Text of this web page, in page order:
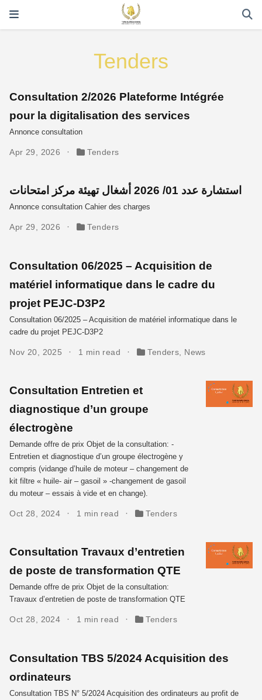
Tenders
Consultation 2/2026 Plateforme Intégrée
pour la digitalisation des services
Annonce consultation
Apr 29, 2026 Tenders
استشارة عدد 01/ 2026 أشغال تهيئة مركز امتحانات
Annonce consultation Cahier des charges
Apr 29, 2026 Tenders
Consultation 06/2025 – Acquisition de
matériel informatique dans le cadre du
projet PEJC-D3P2
Consultation 06/2025 – Acquisition de matériel informatique dans le
cadre du projet PEJC-D3P2
Nov 20, 2025 1 min read Tenders News
Consultation Entretien et
diagnostique d’un groupe
électrogène
Demande offre de prix Objet de la consultation: -
Entretien et diagnostique d’un groupe électrogène y
compris (vidange d’huile de moteur – changement de
kit filtre « huile- air – gasoil » -changement de gasoil
du moteur – essais à vide et en change).
Oct 28, 2024 1 min read Tenders
Consultation Travaux d’entretien
de poste de transformation QTE
Demande offre de prix Objet de la consultation:
Travaux d’entretien de poste de transformation QTE
Oct 28, 2024 1 min read Tenders
Consultation TBS 5/2024 Acquisition des
ordinateurs
Consultation TBS N° 5/2024 Acquisition des ordinateurs au profit de